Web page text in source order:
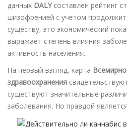
данных DALYсоставлен рейтинг
шизофренией с учетом
существу, это экономический
выражает степень влияния
активность населения.
На первый взгляд, карта
здравоохранения
существуют значительные
заболевания. Но правдой